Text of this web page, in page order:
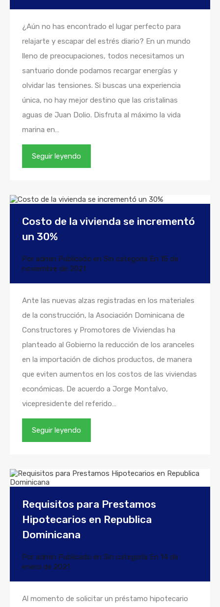
¿Aún no has encontrado el lugar perfecto para
relajarte y escapar del estrés diario? En un mundo
lleno de preocupaciones, todos necesitamos un
santuario donde podamos recargar energías y
olvidar las tensiones. Si buscas una experiencia
única, no hay mejor destino que las cristalinas
aguas de Juan Dolio. Disfruta al máximo la vida
marina en…
Seguir leyendo
Costo de la vivienda se incrementó
un 30%
Por admin Publicado en Sin categoría En 15 de
noviembre de 2021
Ante las nuevas alzas registradas en los materiales
de la construcción, la Asociación Dominicana de
Constructores y Promotores de Viviendas ha
planteado al Gobierno la reducción de los aranceles
en la importación de dichos productos, de manera
que eviten aumentos en los costos de las viviendas
económicas. De acuerdo a Jorge Montalvo,
vicepresidente del referido…
Seguir leyendo
Requisitos para Prestamos
Hipotecarios en Republica
Dominicana
Por admin Publicado en Sin categoría En 14 de
enero de 2021
Al momento de solicitar un préstamo hipotecario